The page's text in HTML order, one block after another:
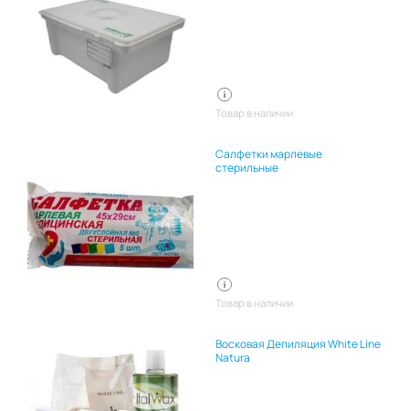
Товар в наличии
Салфетки марлевые
стерильные
Товар в наличии
Восковая Депиляция White Line
Natura